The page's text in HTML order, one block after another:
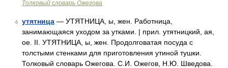
Толковый словарь Ожегова
4 утятница — УТЯТНИЦА, ы, жен. Работница,
занимающаяся уходом за утками. | прил. утятницкий, ая,
ое. II. УТЯТНИЦА, ы, жен. Продолговатая посуда с
толстыми стенками для приготовления утиной тушки.
Толковый словарь Ожегова. С.И. Ожегов, Н.Ю. Шведова.